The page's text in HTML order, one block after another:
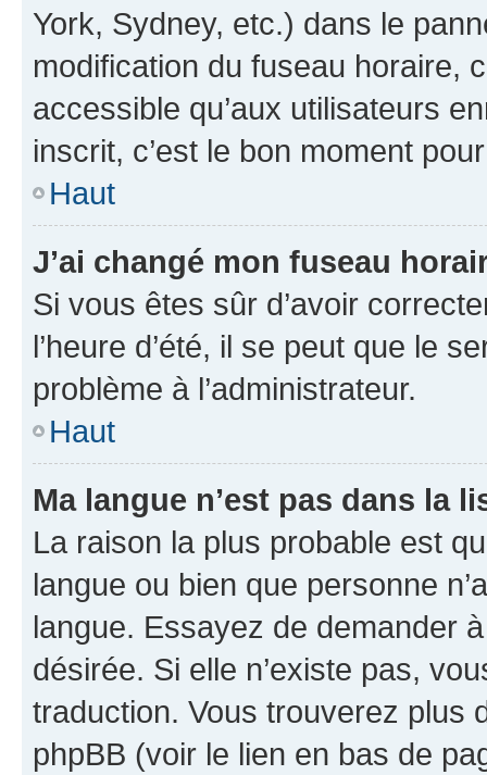
York, Sydney, etc.) dans le
modification du fuseau horaire,
accessible qu’aux utilisateurs
inscrit, c’est le bon moment
Haut
J’ai changé mon fuseau
Si vous êtes sûr d’avoir
l’heure d’été, il se peut que le
problème à l’administrateur.
Haut
Ma langue n’est pas dans la
La raison la plus probable est
langue ou bien que personne
langue. Essayez de demander
désirée. Si elle n’existe pas,
traduction. Vous trouverez plus
phpBB (voir le lien en bas de